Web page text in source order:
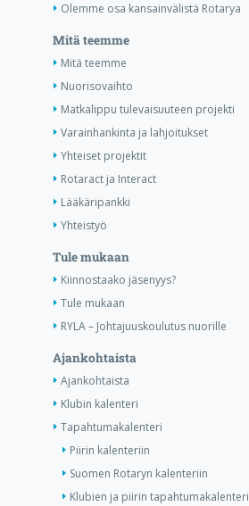
Olemme osa kansainvälistä Rotarya
Mitä teemme
Mitä teemme
Nuorisovaihto
Matkalippu tulevaisuuteen projekti
Varainhankinta ja lahjoitukset
Yhteiset projektit
Rotaract ja Interact
Lääkäripankki
Yhteistyö
Tule mukaan
Kiinnostaako jäsenyys?
Tule mukaan
RYLA – Johtajuuskoulutus nuorille
Ajankohtaista
Ajankohtaista
Klubin kalenteri
Tapahtumakalenteri
Piirin kalenteriin
Suomen Rotaryn kalenteriin
Klubien ja piirin tapahtumakalenteri